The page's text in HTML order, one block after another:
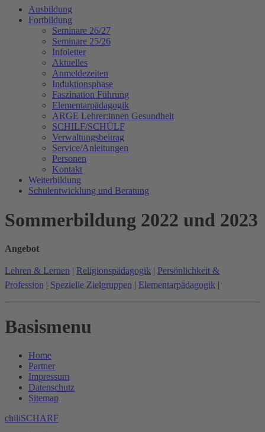
Ausbildung
Fortbildung
Seminare 26/27
Seminare 25/26
Infoletter
Aktuelles
Anmeldezeiten
Induktionsphase
Faszination Führung
Elementarpädagogik
ARGE Lehrer:innen Gesundheit
SCHILF/SCHÜLF
Verwaltungsbeitrag
Service/Anleitungen
Personen
Kontakt
Weiterbildung
Schulentwicklung und Beratung
Sommerbildung 2022 und 2023
Angebot
Lehren & Lernen | Religionspädagogik | Persönlichkeit &
Profession | Spezielle Zielgruppen | Elementarpädagogik |
Basismenu
Home
Partner
Impressum
Datenschutz
Sitemap
chiliSCHARF